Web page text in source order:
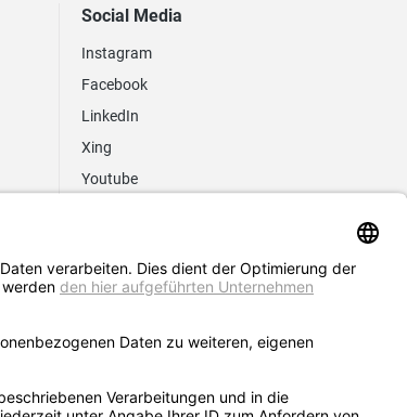
Social Media
Instagram
Facebook
LinkedIn
Xing
Youtube